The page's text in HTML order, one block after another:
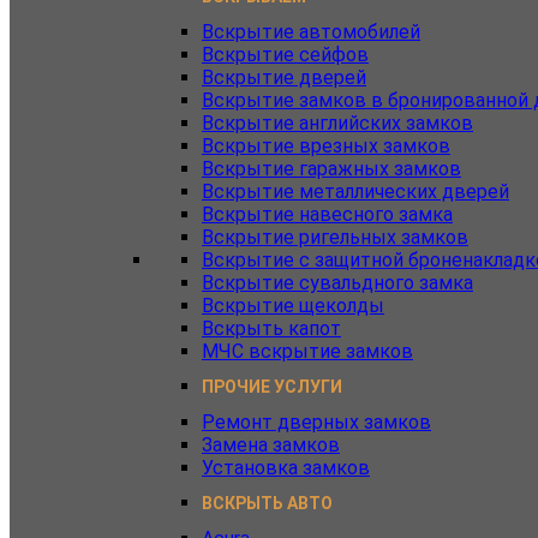
Вскрытие автомобилей
Вскрытие сейфов
Вскрытие дверей
Вскрытие замков в бронированной
Вскрытие английских замков
Вскрытие врезных замков
Вскрытие гаражных замков
Вскрытие металлических дверей
Вскрытие навесного замка
Вскрытие ригельных замков
Вскрытие с защитной
Вскрытие сувальдного замка
Вскрытие щеколды
Вскрыть капот
МЧС вскрытие замков
ПРОЧИЕ УСЛУГИ
Ремонт дверных замков
Замена замков
Установка замков
ВСКРЫТЬ АВТО